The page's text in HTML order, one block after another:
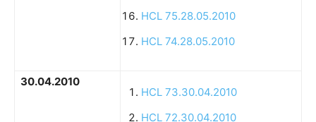
HCL 75.28.05.2010
HCL 74.28.05.2010
30.04.2010
HCL 73.30.04.2010
HCL 72.30.04.2010